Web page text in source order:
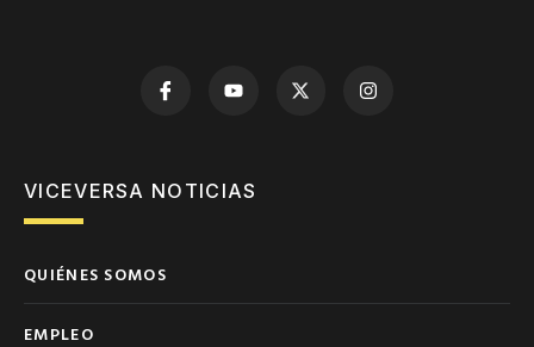
VICEVERSA NOTICIAS
QUIÉNES SOMOS
EMPLEO